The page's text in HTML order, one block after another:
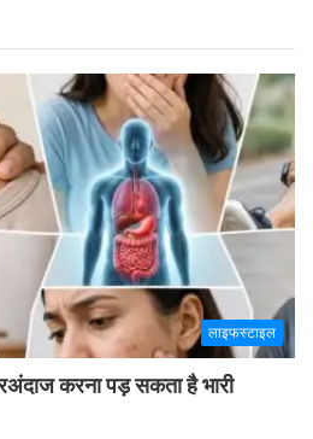
लाइफस्टाइल
करना पड़ सकता है भारी